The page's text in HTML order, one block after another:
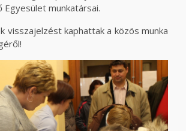
munkatársai.
visszajelzést kaphattak a közös munka